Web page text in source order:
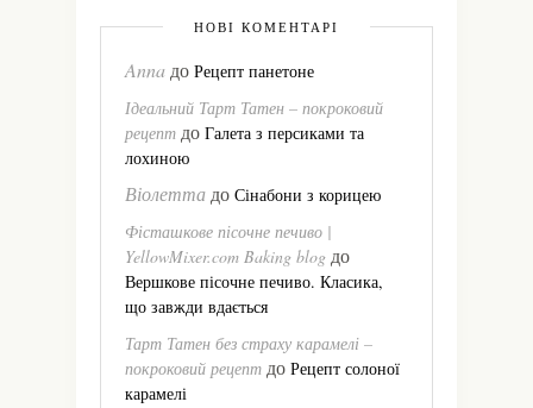
НОВІ КОМЕНТАРІ
Annaдо Рецепт панетоне
Ідеальний Тарт Татен – покроковий
рецепт до Галета з персиками та
лохиною
Віолеттадо Сінабони з корицею
Фісташкове пісочне печиво |
YellowMixer.com Baking blog до
Вершкове пісочне печиво. Класика,
що завжди вдається
Тарт Татен без страху карамелі –
покроковий рецепт до Рецепт солоної
карамелі